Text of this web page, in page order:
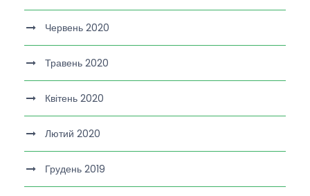
Червень 2020
Травень 2020
Квітень 2020
Лютий 2020
Грудень 2019